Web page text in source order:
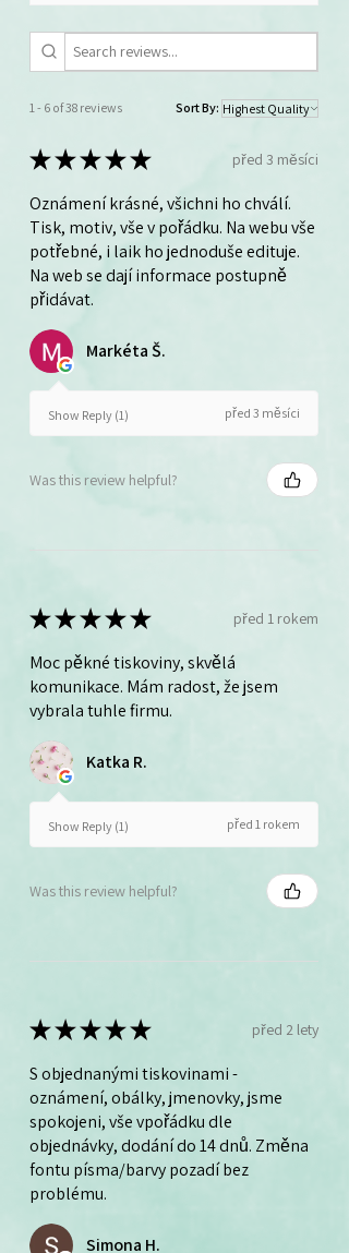
1 - 6 of 38 reviews Sort By:
★★★★★ před 3 měsíci
Oznámení krásné, všichni ho chválí.
Tisk, motiv, vše v pořádku. Na webu vše
potřebné, i laik ho jednoduše edituje.
Na web se dají informace postupně
přidávat.
Markéta Š.
Show Reply (1) před 3 měsíci
Was this review helpful?
★★★★★ před 1 rokem
Moc pěkné tiskoviny, skvělá
komunikace. Mám radost, že jsem
vybrala tuhle firmu.
Katka R.
Show Reply (1) před 1 rokem
Was this review helpful?
★★★★★ před 2 lety
S objednanými tiskovinami -
oznámení, obálky, jmenovky, jsme
spokojeni, vše vpořádku dle
objednávky, dodání do 14 dnů. Změna
fontu písma/barvy pozadí bez
problému.
Simona H.